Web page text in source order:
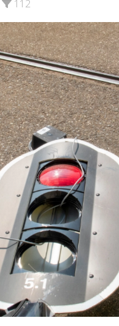
112
de pagina